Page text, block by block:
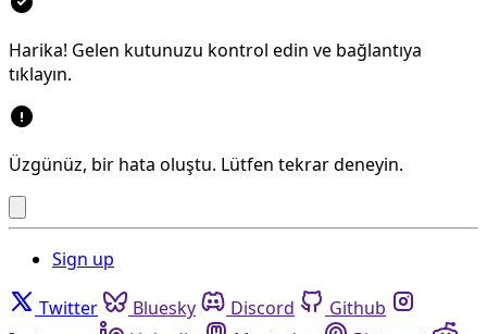
Harika! Gelen kutunuzu kontrol edin ve bağlantıya
tıklayın.
Üzgünüz, bir hata oluştu. Lütfen tekrar deneyin.
Sign up
Twitter Bluesky Discord
Github